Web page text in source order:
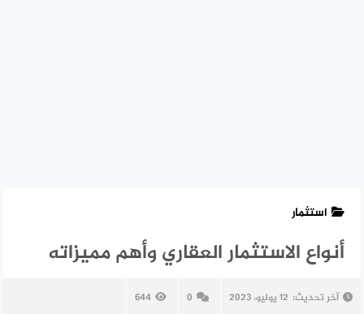
استثمار
أنواع الاستثمار العقاري وأهم مميزاته
آخر تحديث: 12 يوليو، 2023 0
644